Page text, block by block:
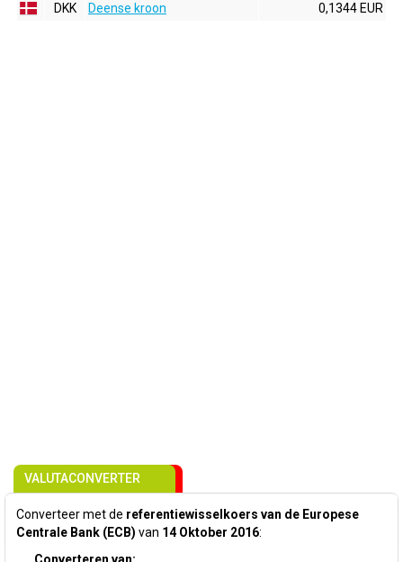
DKK
Deense kroon 0,1344 EUR
VALUTACONVERTER
Converteer met de referentiewisselkoers van de Europese
Centrale Bank (ECB) van 14 Oktober 2016: